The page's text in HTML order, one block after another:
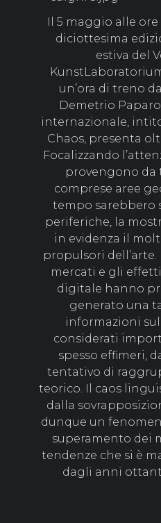
Il 5 maggio alle ore
diciottesima
estiva del
un’ora di treno
Demetrio
internazionale,
Chaos, presenta
Focalizzando
provengono da
comprese aree
tempo sarebbero
periferiche, la
in evidenza il
propulsori dell’arte.
mercati e gli
digitale hanno
generato una
informazioni
considerati
spesso effimeri,
tentativo di
teorico. Il caos
dalla
dunque un
superamento dei
tendenze che si è
dagli anni